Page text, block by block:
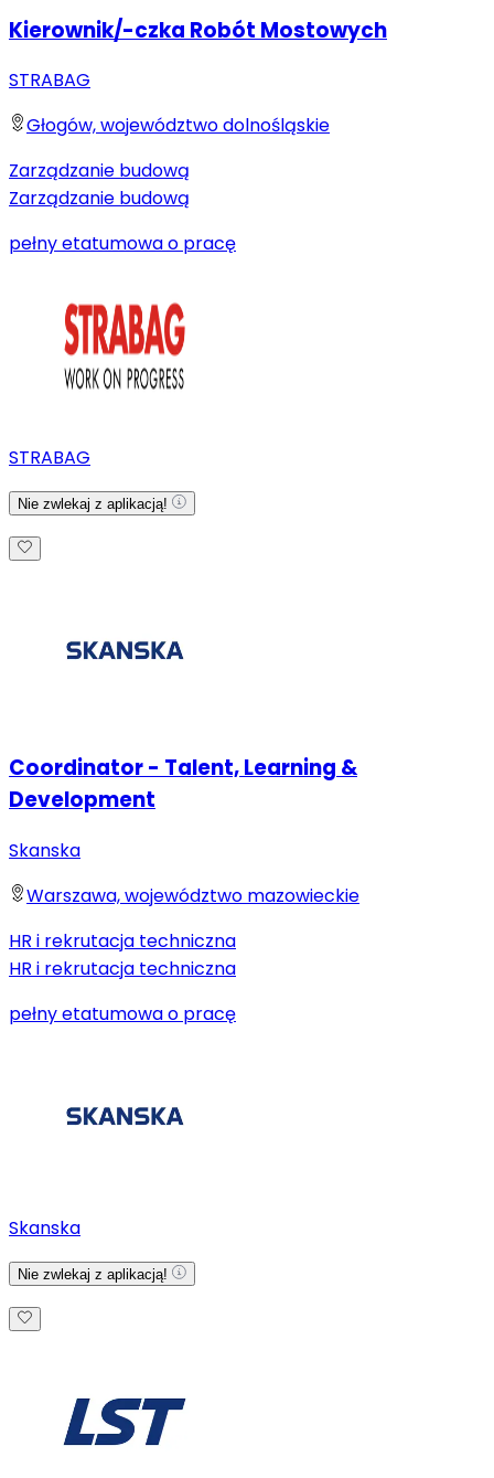
Kierownik/-czka Robót Mostowych
STRABAG
Głogów, województwo dolnośląskie
Zarządzanie budową
Zarządzanie budową
pełny etatumowa o pracę
STRABAG
Nie zwlekaj z aplikacją!
Coordinator - Talent, Learning &
Development
Skanska
Warszawa, województwo mazowieckie
HR i rekrutacja techniczna
HR i rekrutacja techniczna
pełny etatumowa o pracę
Skanska
Nie zwlekaj z aplikacją!